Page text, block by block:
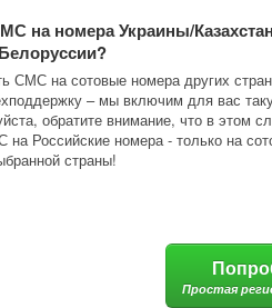
на номера Украины/
Белоруссии?
СМС на сотовые номера других
– мы включим для вас
обратите внимание, что в этом
Российские номера - только на
страны!
Простая